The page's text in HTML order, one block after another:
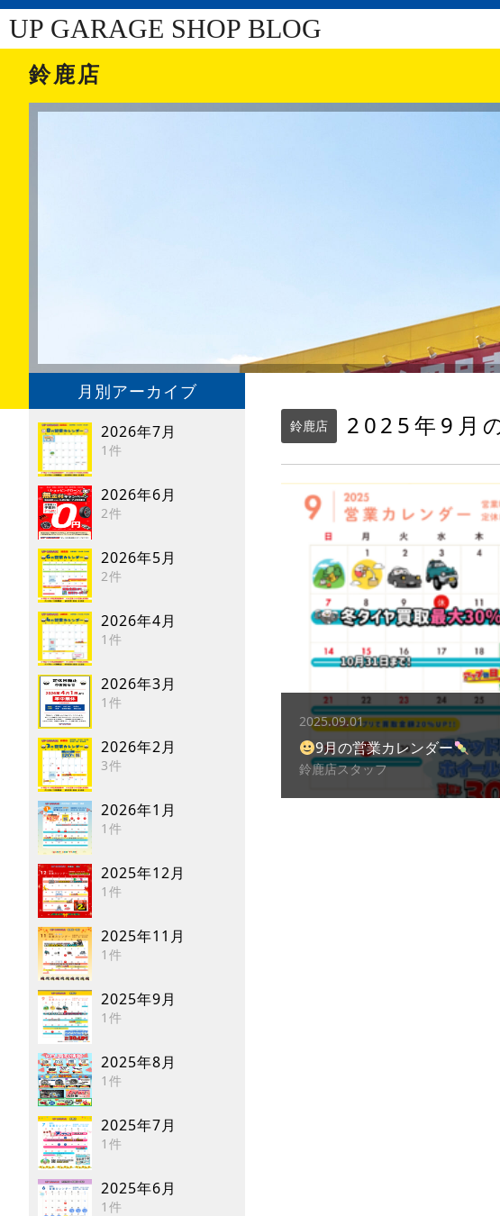
UP GARAGE SHOP BLOG
鈴鹿店
月別アーカイブ
2026年7月
1件
2026年6月
2件
2026年5月
2件
2026年4月
1件
2026年3月
1件
2026年2月
3件
2026年1月
1件
2025年12月
1件
2025年11月
1件
2025年9月
1件
2025年8月
1件
2025年7月
1件
2025年6月
1件
鈴鹿店 2025年9月
2025.09.01
9月の営業カレンダー
鈴鹿店スタッフ